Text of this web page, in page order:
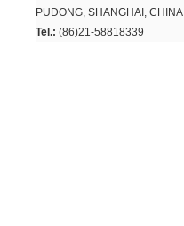
PUDONG, SHANGHAI, CHINA
Tel.: (86)21-58818339